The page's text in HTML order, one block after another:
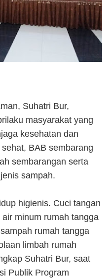
Suhatri Bur,
masyarakat yang
kesehatan dan
BAB sembarang
sembarangan serta
sampah.
higienis. Cuci tangan
minum rumah tangga
rumah tangga
limbah rumah
Suhatri Bur, saat
Publik Program